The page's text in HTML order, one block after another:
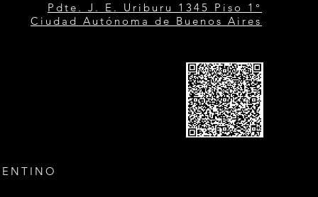
Pdte. J. E. Uriburu 1345 Piso 1°
Ciudad Autónoma de Buenos Aires